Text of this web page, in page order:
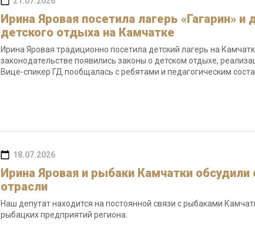
Ирина Яровая посетила лагерь «Гагарин»
детского отдыха на Камчатке
Ирина Яровая традиционно посетила детский лагерь на
законодательстве появились законы о детском отдыхе,
Вице-спикер ГД пообщалась с ребятами и педагогическим
18.07.2026
Ирина Яровая и рыбаки Камчатки
отрасли
Наш депутат находится на постоянной связи с рыбаками
рыбацких предприятий региона.